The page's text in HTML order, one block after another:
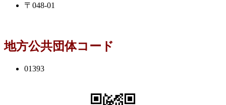
〒048-01
地方公共団体コード
01393